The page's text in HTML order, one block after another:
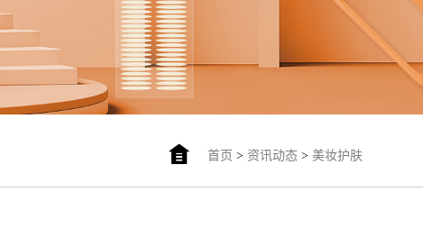
首页 > 资讯动态> 美妆护肤